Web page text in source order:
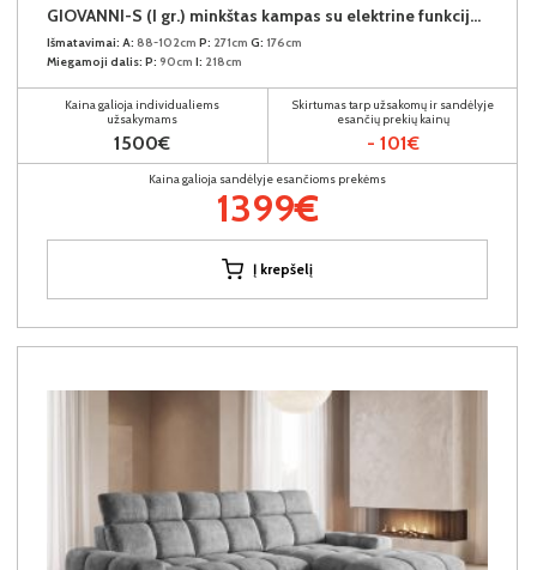
GIOVANNI-S (I gr.) minkštas kampas su elektrine funkcija (Aphrodite-21) K
Išmatavimai: A: 88-102cm P: 271cm G: 176cm
Miegamoji dalis: P: 90cm I: 218cm
Kaina galioja individualiems
užsakymams
1500€
Skirtumas tarp užsakomų ir sandėlyje
esančių prekių kainų
- 101€
Kaina galioja sandėlyje esančioms prekėms
1399€
Į krepšelį